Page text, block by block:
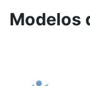
Modelos